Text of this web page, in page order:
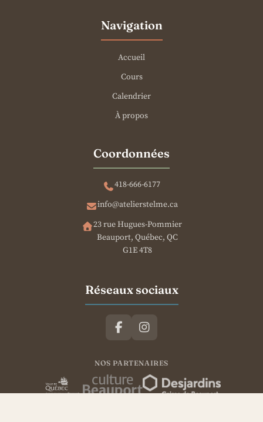
Navigation
Accueil
Cours
Calendrier
À propos
Coordonnées
418-666-6177
info@atelierstelme.ca
23 rue Hugues-Pommier
Beauport, Québec, QC
G1E 4T8
Réseaux sociaux
NOS PARTENAIRES